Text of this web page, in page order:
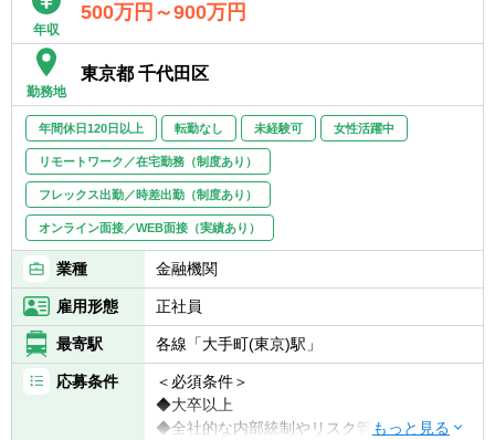
年収
500万円～900万円
勤務地
東京都 千代田区
年間休日120日以上 転勤なし 未経験可 女性活躍中
リモートワーク／在宅勤務（制度あり）
フレックス出勤／時差出勤（制度あり）
オンライン面接／WEB面接（実績あり）
業種 金融機関
雇用形態 正社員
最寄駅 各線「大手町(東京)駅」
応募条件
＜必須条件＞
◆大卒以上
◆全社的な内部統制やリスク管理に係る業務